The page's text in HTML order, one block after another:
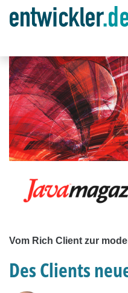
Vom Rich Client zur
Des Clients